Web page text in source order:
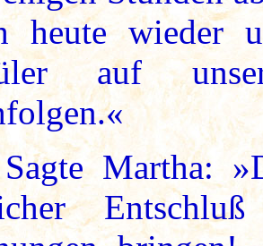
heute wieder
auf
Martha: